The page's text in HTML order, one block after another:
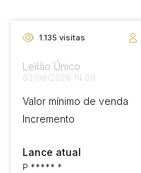
1.135 visitas
Leilão Único
03/06/2026 14:00
Valor mínimo de venda
Incremento
Lance atual
P ***** *